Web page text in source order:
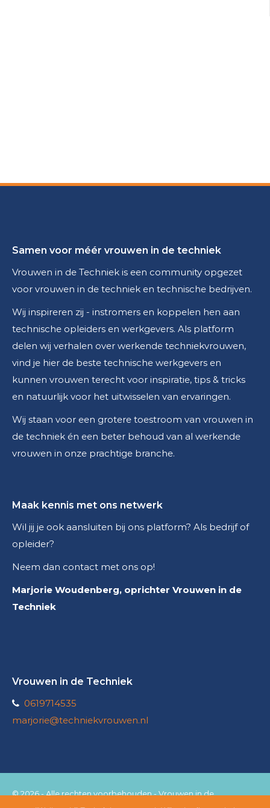
Samen voor méér vrouwen in de techniek
Vrouwen in de Techniek is een community opgezet
voor vrouwen in de techniek en technische bedrijven.
Wij inspireren zij - instromers en koppelen hen aan
technische opleiders en werkgevers. Als platform
delen wij verhalen over werkende techniekvrouwen,
vind je hier de beste technische werkgevers en
kunnen vrouwen terecht voor inspiratie, tips & tricks
en natuurlijk voor het uitwisselen van ervaringen.
Wij staan voor een grotere toestroom van vrouwen in
de techniek én een beter behoud van al werkende
vrouwen in onze prachtige branche.
Maak kennis met ons netwerk
Wil jij je ook aansluiten bij ons platform? Als bedrijf of
opleider?
Neem dan contact met ons op!
Marjorie Woudenberg, oprichter Vrouwen in de
Techniek
Vrouwen in de Techniek
0619714535
marjorie@techniekvrouwen.nl
© 2026 - Alle rechten voorbehouden - Vrouwen in de